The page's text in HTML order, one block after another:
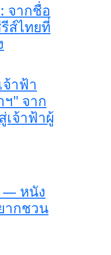
จากชื่อ
ส์ไทยที่
จ้าฟ้า
" จาก
จ้าฟ้าผู้
— หนัง
ากชวน